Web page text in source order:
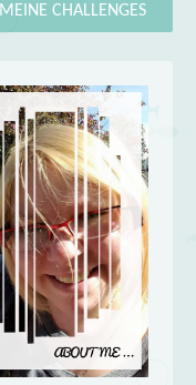
MEINE CHALLENGES